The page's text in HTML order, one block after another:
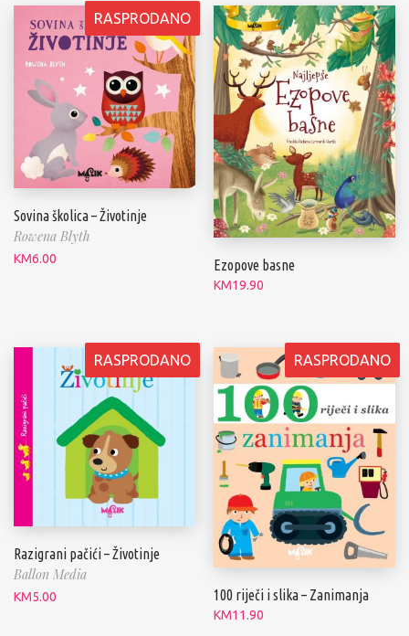
RASPRODANO
Sovina školica – Životinje
Rowena Blyth
KM6.00 Ezopove basne
KM19.90
RASPRODANO
Razigrani pačići – Životinje
Ballon Media
KM5.00
RASPRODANO
100 riječi i slika – Zanimanja
KM11.90